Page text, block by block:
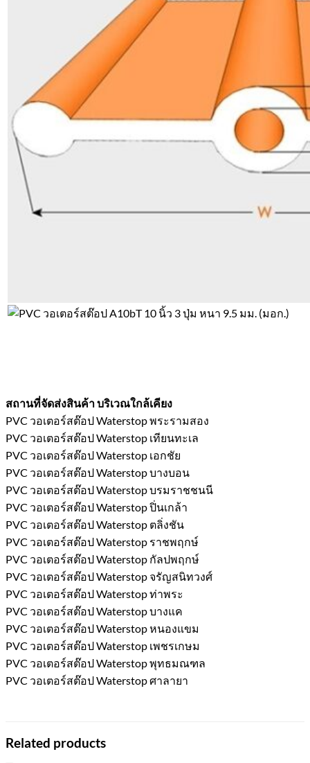
สถานที่จัดส่งสินค้า บริเวณใกล้เคียง
PVC วอเตอร์สต๊อป Waterstop พระรามสอง
PVC วอเตอร์สต๊อป Waterstop เทียนทะเล
PVC วอเตอร์สต๊อป Waterstop เอกชัย
PVC วอเตอร์สต๊อป Waterstop บางบอน
PVC วอเตอร์สต๊อป Waterstop บรมราชชนนี
PVC วอเตอร์สต๊อป Waterstop ปิ่นเกล้า
PVC วอเตอร์สต๊อป Waterstop ตลิ่งชัน
PVC วอเตอร์สต๊อป Waterstop ราชพฤกษ์
PVC วอเตอร์สต๊อป Waterstop กัลปพฤกษ์
PVC วอเตอร์สต๊อป Waterstop จรัญสนิทวงศ์
PVC วอเตอร์สต๊อป Waterstop ท่าพระ
PVC วอเตอร์สต๊อป Waterstop บางแค
PVC วอเตอร์สต๊อป Waterstop หนองแขม
PVC วอเตอร์สต๊อป Waterstop เพชรเกษม
PVC วอเตอร์สต๊อป Waterstop พุทธมณฑล
PVC วอเตอร์สต๊อป Waterstop ศาลายา
Related products